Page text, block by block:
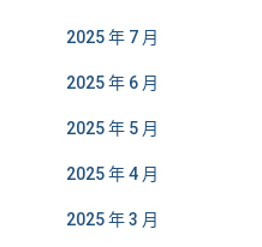
2025 年 7 月
2025 年 6 月
2025 年 5 月
2025 年 4 月
2025 年 3 月